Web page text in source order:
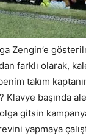
Zengin’e
farklı olarak,
takım
Klavye başında
gitsin
yapmaya